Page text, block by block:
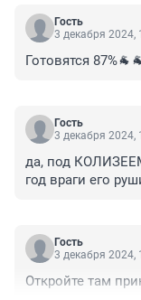
Гость
3 декабря 2024,
Готовятся
Гость
3 декабря 2024,
да, под
год враги его
Гость
3 декабря 2024,
Откройте там